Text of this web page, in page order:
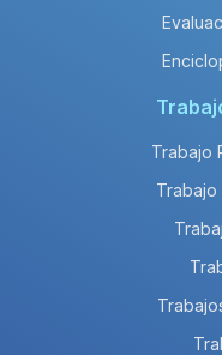
Trabajo
Trabajo